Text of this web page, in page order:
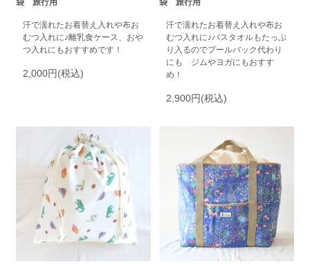
袋 旅行用
汗で濡れたお着替え入れや布お
むつ入れに♪離乳食ケース、おや
つ入れにもおすすめです！
2,000円(税込)
袋 旅行用
汗で濡れたお着替え入れや布お
むつ入れに♪バスタオルもたっぷ
り入るのでプールバック代わり
にも ジムやヨガにもおすす
め！
2,900円(税込)